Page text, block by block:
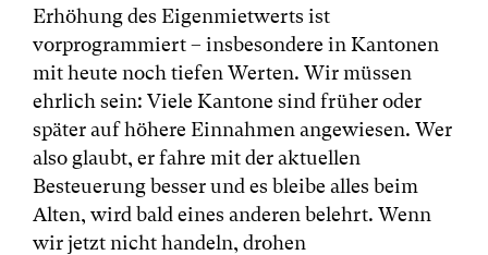
Erhöhung des Eigenmietwerts ist
vorprogrammiert – insbesondere in Kantonen
mit heute noch tiefen Werten. Wir müssen
ehrlich sein: Viele Kantone sind früher oder
später auf höhere Einnahmen angewiesen. Wer
also glaubt, er fahre mit der aktuellen
Besteuerung besser und es bleibe alles beim
Alten, wird bald eines anderen belehrt. Wenn
wir jetzt nicht handeln, drohen